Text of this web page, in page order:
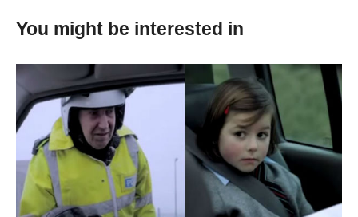
You might be interested in